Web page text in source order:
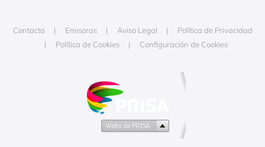
Contacta Emisoras Aviso Legal
Política de Privacidad
Política de Cookies
Configuración de Cookies